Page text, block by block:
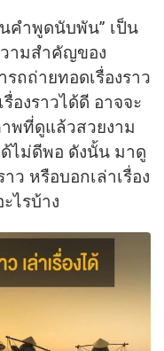
คำพูดนับพัน” เป็น
ามสำคัญของ
ถถ่ายทอดเรื่องราว
องราวได้ดี อาจจะ
พที่ดูแล้วสวยงาม
ด้ไม่ดีพอ ดังนั้น มาดู
ว หรือบอกเล่าเรื่อง
ไรบ้าง